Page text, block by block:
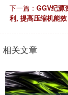
下一篇： GGV纪源
利, 提高压缩机能效
相关文章